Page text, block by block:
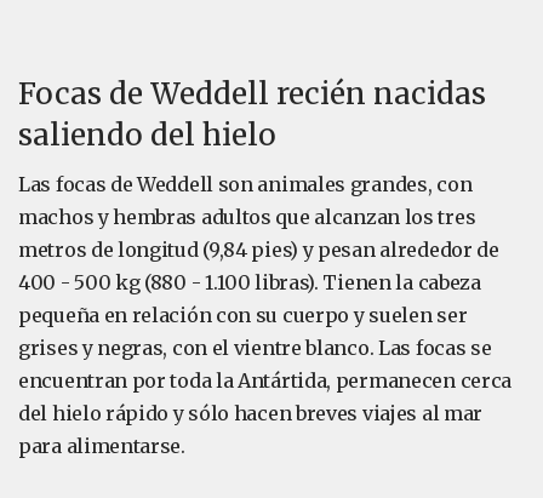
Focas de Weddell recién nacidas
saliendo del hielo
Las focas de Weddell son animales grandes, con
machos y hembras adultos que alcanzan los tres
metros de longitud (9,84 pies) y pesan alrededor de
400 - 500 kg (880 - 1.100 libras). Tienen la cabeza
pequeña en relación con su cuerpo y suelen ser
grises y negras, con el vientre blanco. Las focas se
encuentran por toda la Antártida, permanecen cerca
del hielo rápido y sólo hacen breves viajes al mar
para alimentarse.